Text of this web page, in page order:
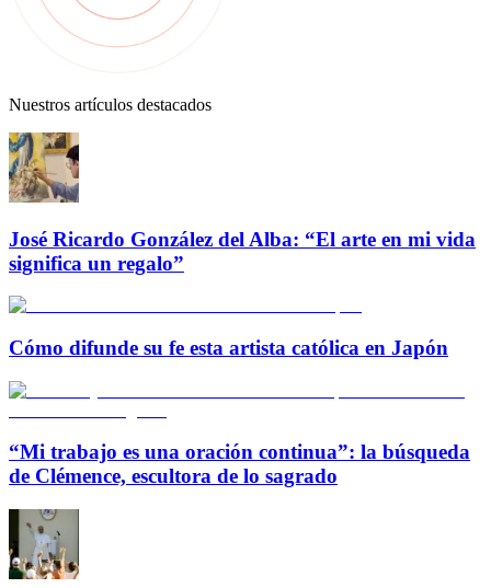
Nuestros artículos destacados
José Ricardo González del Alba: “El arte en mi vida
significa un regalo”
Cómo difunde su fe esta artista católica en Japón
“Mi trabajo es una oración continua”: la búsqueda
de Clémence, escultora de lo sagrado